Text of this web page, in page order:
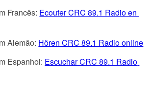
Francês: Ecouter CRC 89.1 Radio en
Alemão: Hören CRC 89.1 Radio online
Espanhol: Escuchar CRC 89.1 Radio